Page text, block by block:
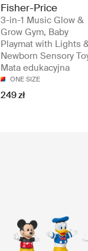
Fisher-Price
3-in-1 Music Glow &
Grow Gym, Baby
Playmat with Lights
Newborn Sensory
Mata edukacyjna
ONE SIZE
249 zł